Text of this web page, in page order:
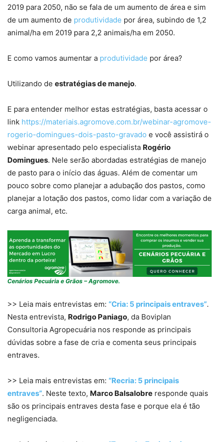
2019 para 2050, não se fala de um aumento de área e sim
de um aumento de produtividade por área, subindo de 1,2
animal/ha em 2019 para 2,2 animais/ha em 2050.
E como vamos aumentar a produtividade por área?
Utilizando de estratégias de manejo.
E para entender melhor estas estratégias, basta acessar o
link https://materiais.agromove.com.br/webinar-agromove-
rogerio-domingues-dois-pasto-gravado e você assistirá o
webinar apresentado pelo especialista Rogério
Domingues. Nele serão abordadas estratégias de manejo
de pasto para o início das águas. Além de comentar um
pouco sobre como planejar a adubação dos pastos, como
planejar a lotação dos pastos, como lidar com a variação de
carga animal, etc.
Cenários Pecuária e Grãos – Agromove.
>> Leia mais entrevistas em: “Cria: 5 principais entraves”.
Nesta entrevista, Rodrigo Paniago, da Boviplan
Consultoria Agropecuária nos responde as principais
dúvidas sobre a fase de cria e comenta seus principais
entraves.
>> Leia mais entrevistas em: “Recria: 5 principais
entraves”. Neste texto, Marco Balsalobre responde quais
são os principais entraves desta fase e porque ela é tão
negligenciada.